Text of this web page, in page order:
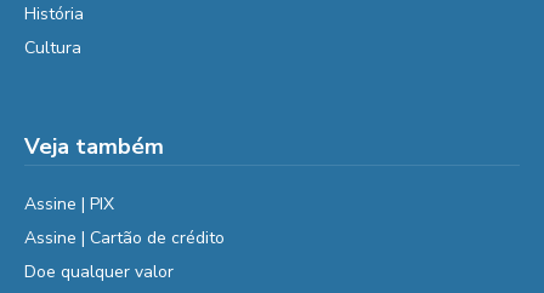
História
Cultura
Veja também
Assine | PIX
Assine | Cartão de crédito
Doe qualquer valor